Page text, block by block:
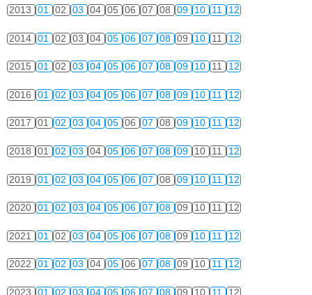
2013 01 02 03 04 05 06 07 08 09 10 11 12
2014 01 02 03 04 05 06 07 08 09 10 11 12
2015 01 02 03 04 05 06 07 08 09 10 11 12
2016 01 02 03 04 05 06 07 08 09 10 11 12
2017 01 02 03 04 05 06 07 08 09 10 11 12
2018 01 02 03 04 05 06 07 08 09 10 11 12
2019 01 02 03 04 05 06 07 08 09 10 11 12
2020 01 02 03 04 05 06 07 08 09 10 11 12
2021 01 02 03 04 05 06 07 08 09 10 11 12
2022 01 02 03 04 05 06 07 08 09 10 11 12
2023 01 02 03 04 05 06 07 08 09 10 11 12